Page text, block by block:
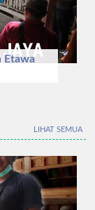
Etawa
LIHAT SEMUA